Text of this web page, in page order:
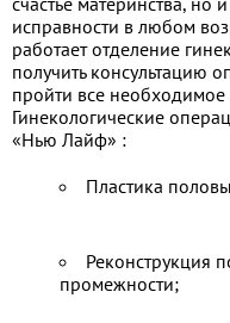
исправности в любом
работает отделение
получить консультацию
пройти все необходимое
Гинекологические
«Нью Лайф» :
Реконструкция
промежности;